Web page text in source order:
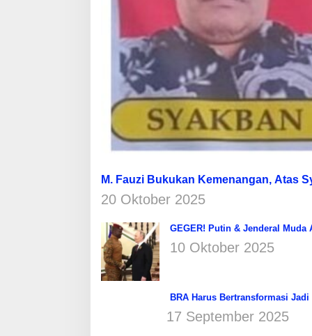
M. Fauzi Bukukan Kemenangan, Atas
20 Oktober 2025
GEGER! Putin & Jenderal
10 Oktober 2025
BRA Harus Bertransformasi
17 September 2025